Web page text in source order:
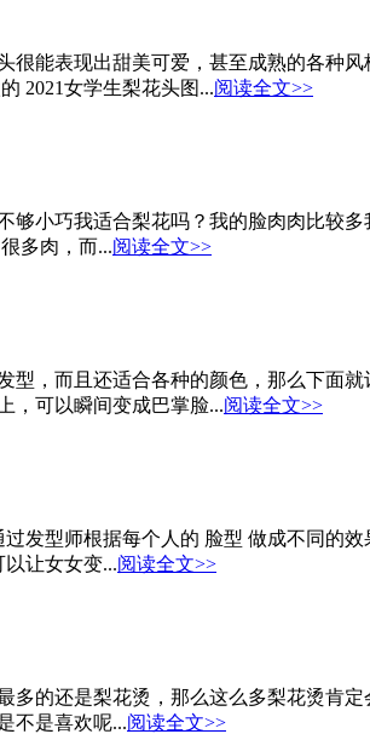
能表现出甜美可爱，甚至成熟的各种
2021女学生梨花头图...阅读全文>>
小巧我适合梨花吗？我的脸肉肉比较
多肉，而...阅读全文>>
，而且还适合各种的颜色，那么下面
，可以瞬间变成巴掌脸...阅读全文>>
发型师根据每个人的 脸型 做成不同的
让女女变...阅读全文>>
的还是梨花烫，那么这么多梨花烫肯
不是喜欢呢...阅读全文>>